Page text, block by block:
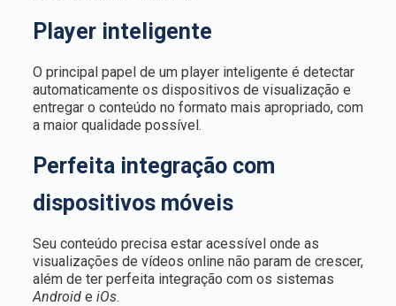
Player inteligente
O principal papel de um player inteligente é detectar
automaticamente os dispositivos de visualização e
entregar o conteúdo no formato mais apropriado, com
a maior qualidade possível.
Perfeita integração com
dispositivos móveis
Seu conteúdo precisa estar acessível onde as
visualizações de vídeos online não param de crescer,
além de ter perfeita integração com os sistemas
Androide iOs.